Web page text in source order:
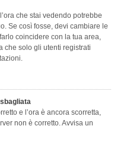
che stai vedendo potrebbe
Se così fosse, devi cambiare le
coincidere con la tua area,
che solo gli utenti registrati
e l’ora è ancora scorretta,
non è corretto. Avvisa un